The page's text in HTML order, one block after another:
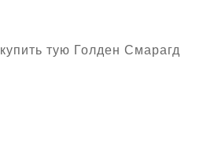
купить тую Голден Смарагд